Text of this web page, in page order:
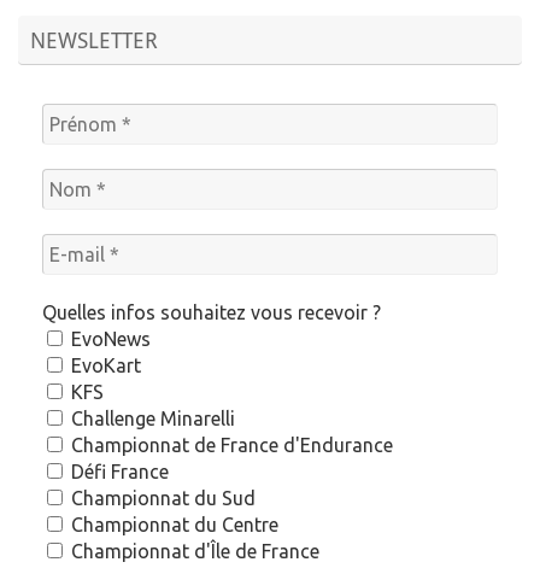
NEWSLETTER
Quelles infos souhaitez vous recevoir ?
EvoNews
EvoKart
KFS
Challenge Minarelli
Championnat de France d'Endurance
Défi France
Championnat du Sud
Championnat du Centre
Championnat d'Île de France